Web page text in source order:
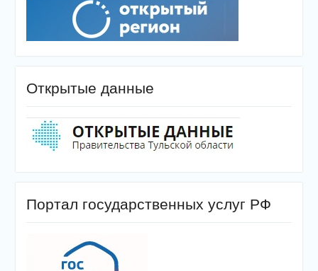
Открытые данные
Портал государственных услуг РФ